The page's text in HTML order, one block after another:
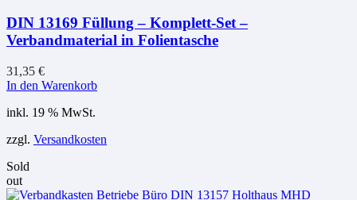
DIN 13169 Füllung – Komplett-Set –
Verbandmaterial in Folientasche
31,35 €
In den Warenkorb
inkl. 19 % MwSt.
zzgl. Versandkosten
Sold
out